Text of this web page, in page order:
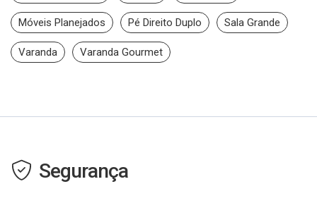
Móveis Planejados Pé Direito Duplo Sala Grande
Varanda Varanda Gourmet
Segurança